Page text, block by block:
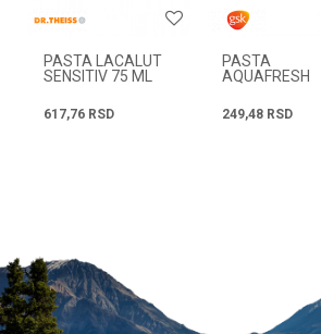
PASTA LACALUT
SENSITIV 75 ML
617,76 RSD
PASTA
AQUAFRESH
75ML
249,48 RSD